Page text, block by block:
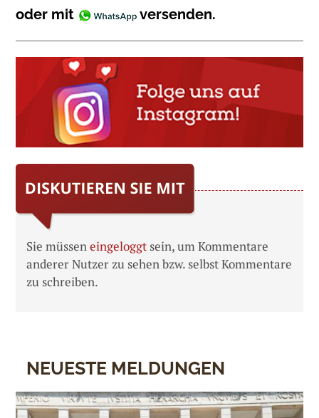
oder mit
versenden.
Sie müsseneingeloggt sein, um Kommentare
anderer Nutzer zu sehen bzw. selbst Kommentare
zu schreiben.
NEUESTE MELDUNGEN